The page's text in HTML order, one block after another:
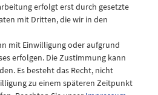
Uhrerfolgt erst durch gesetzte
mit Dritten, die wir in den
mit Einwilligung oder aufgrund
erfolgen. Die Zustimmung kann
Es besteht das Recht, nicht
zu einem späteren Zeitpunkt